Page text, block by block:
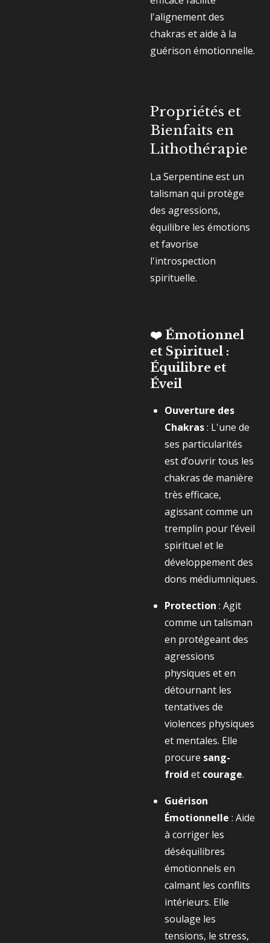
l'alignement des
chakras et aide à la
guérison émotionnelle.
Propriétés et
Bienfaits en
Lithothérapie
La Serpentine est un
talisman qui protège
des agressions,
équilibre les émotions
et favorise
l'introspection
spirituelle.
❤️ Émotionnel
et Spirituel :
Équilibre et
Éveil
Ouverture des
Chakras: L'une de
ses particularités
est d’ouvrir tous les
chakras de manière
très efficace,
agissant comme un
tremplin pour l’éveil
spirituel et le
développement des
dons médiumniques.
Protection : Agit
comme un talisman
en protégeant des
agressions
physiques et en
détournant les
tentatives de
violences physiques
et mentales. Elle
procure sang-
froid et courage.
Guérison
Émotionnelle : Aide
à corriger les
déséquilibres
émotionnels en
calmant les conflits
intérieurs. Elle
soulage les
tensions, le stress,